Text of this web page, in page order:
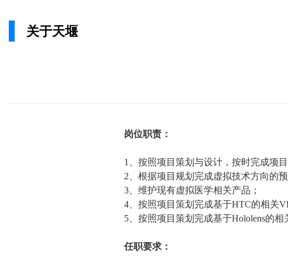
关于天堰
岗位职责：
1
、按照项目策划与设计，按时完成项
2 、根据项目规划完成虚拟技术方向的预
3 、维护现有虚拟医学相关产品；
4 、按照项目策划完成基于HTC的相关
5 、按照项目策划完成基于Hololens的相
任职要求：